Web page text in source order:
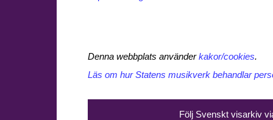
Denna webbplats använderkakor/cookies.
Läs om hur Statens musikverk behandlar
Följ Svenskt visarkiv